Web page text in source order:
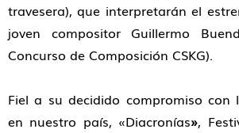
travesera), que interpretarán el
joven compositor Guillermo
Concurso de Composición CSKG).
Fiel a su decidido compromiso con
en nuestro país, «Diacronías»,